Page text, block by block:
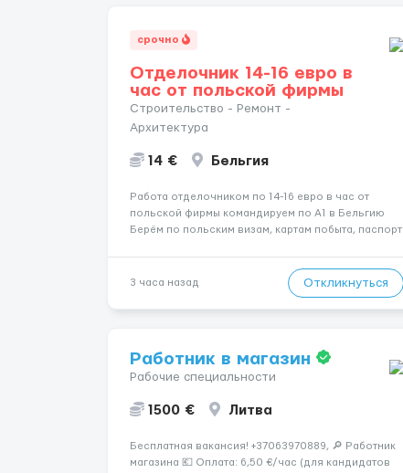
срочно
Отделочник 14-16 евро в
час от польской фирмы
Строительство - Ремонт -
Архитектура
14 € Бельгия
Работа отделочником по 14-16 евро в час от
польской фирмы командируем по А1 в Бельгию
Берём по польским визам, картам побыта, паспорт
Зарплата раз в две недели на банковскую карту
3 часа назад Откликнуться
Работник в магазин
Рабочие специальности
1500 € Литва
Бесплатная вакансия! +37063970889, 🔎 Работник
магазина 💶 Оплата: 6,50 €/час (для кандидатов